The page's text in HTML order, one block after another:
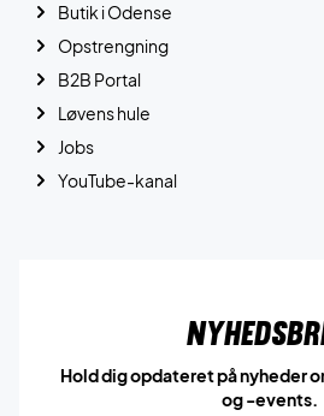
Butik i Odense
Opstrengning
B2B Portal
Løvens hule
Jobs
YouTube-kanal
Hold dig opdateret på nyheder
og -events.